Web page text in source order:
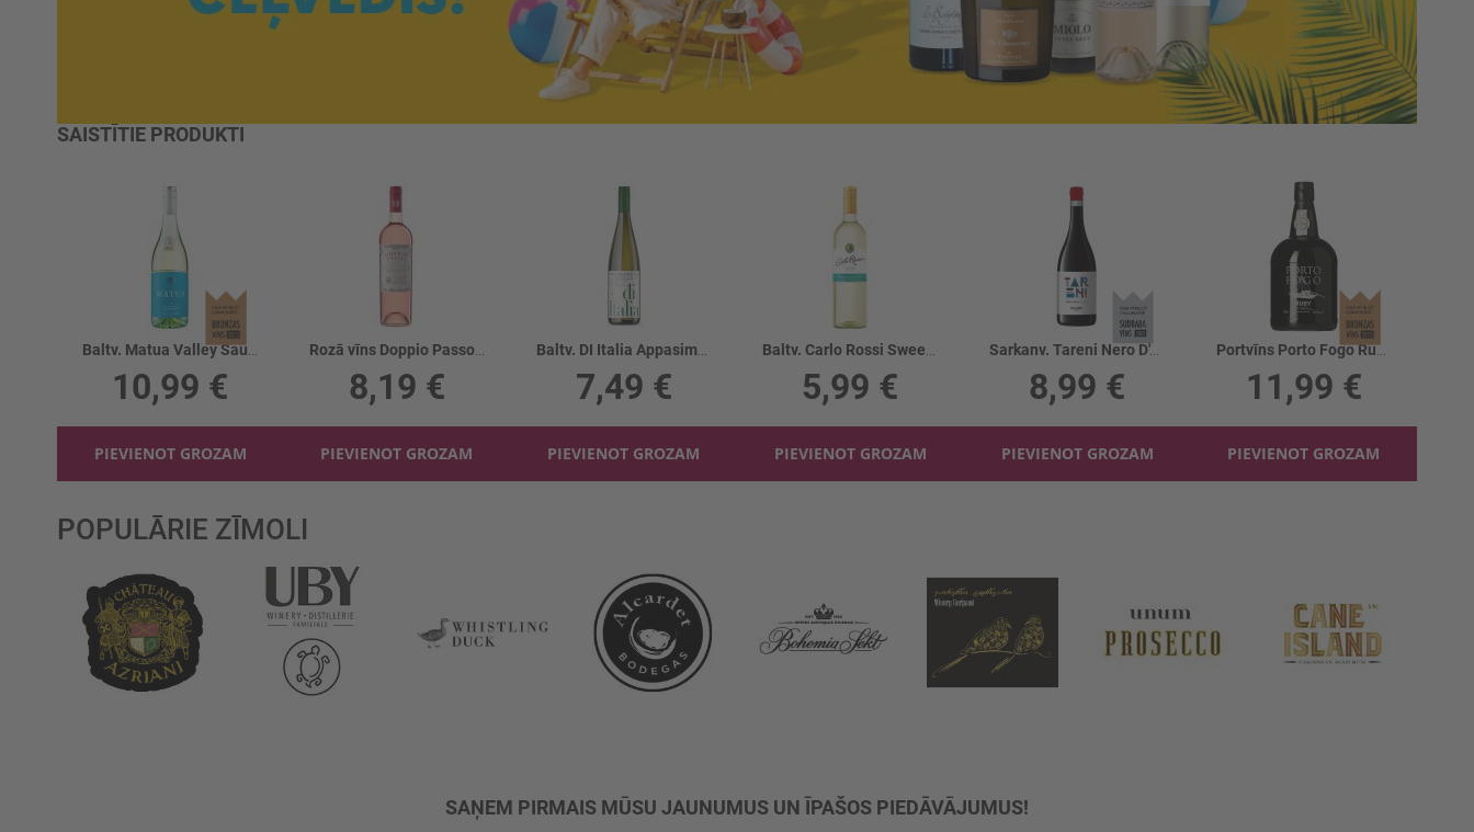
SAISTĪTIE PRODUKTI
Baltv. Matua Valley Sauv.blanc 13%
10,99 €
PIEVIENOT GROZAM
Rozā vīns Doppio Passo Primitivo 12%
8,19 €
PIEVIENOT GROZAM
Baltv. DI Italia Appasimento Bianco 12.5%
7,49 €
PIEVIENOT GROZAM
Baltv. Carlo Rossi Sweet Moscato 9%
5,99 €
PIEVIENOT GROZAM
Sarkanv. Tareni Nero D'Avola 13%
8,99 €
PIEVIENOT GROZAM
Portvīns Porto Fogo Ruby port 20%
11,99 €
PIEVIENOT GROZAM
POPULĀRIE ZĪMOLI
SAŅEM PIRMAIS MŪSU JAUNUMUS UN ĪPAŠOS PIEDĀVĀJUMUS!